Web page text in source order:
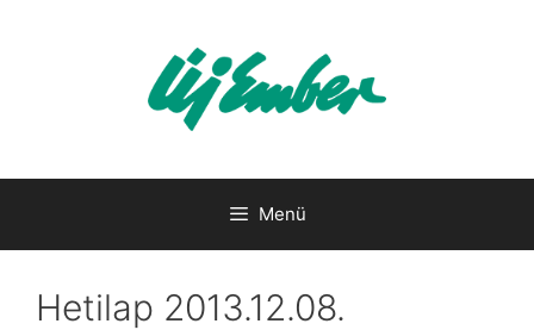
Menü
Hetilap 2013.12.08.